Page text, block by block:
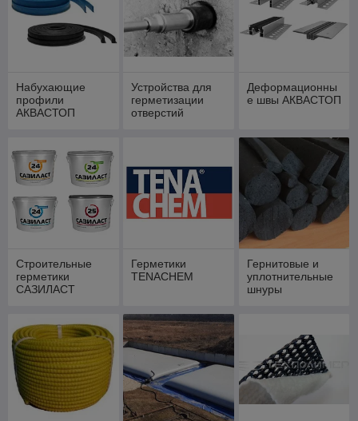
Набухающие
профили
АКВАСТОП
Устройства для
герметизации
отверстий
Деформационны
е швы АКВАСТОП
Строительные
герметики
САЗИЛАСТ
Герметики
TENACHEM
Гернитовые и
уплотнительные
шнуры